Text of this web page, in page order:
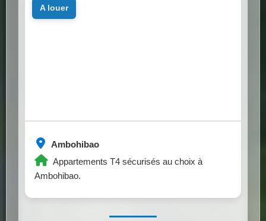
Ambohibao
Appartements T4 sécurisés au choix à
Ambohibao.
a louer